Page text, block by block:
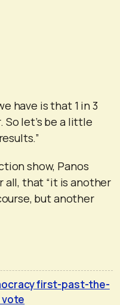
have is that 1 in 3
let’s be a little
show, Panos
all, that “it is another
but another
first-past-the-
vote